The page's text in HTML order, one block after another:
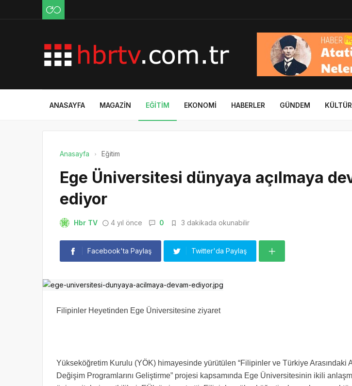
ANASAYFA MAGAZIN EĞITIM EKONOMI HABERLER GÜNDEM
Anasayfa Eğitim
Ege Üniversitesi dünyaya açılmaya
ediyor
Hbr TV 4 yıl önce 0 3 dakikada okunabilir
Facebook'ta Paylaş Twitter'da Paylaş
Filipinler Heyetinden Ege Üniversitesine ziyaret
Yükseköğretim Kurulu (YÖK) himayesinde yürütülen “Filipinler ve Türkiye Arasındaki
Değişim Programlarını Geliştirme” projesi kapsamında Ege Üniversitesinin ikili